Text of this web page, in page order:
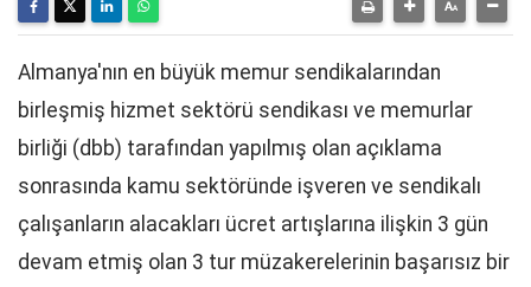
Almanya'nın en büyük memur sendikalarından
birleşmiş hizmet sektörü sendikası ve memurlar
birliği (dbb) tarafından yapılmış olan açıklama
sonrasında kamu sektöründe işveren ve sendikalı
çalışanların alacakları ücret artışlarına ilişkin 3 gün
devam etmiş olan 3 tur müzakerelerinin başarısız bir